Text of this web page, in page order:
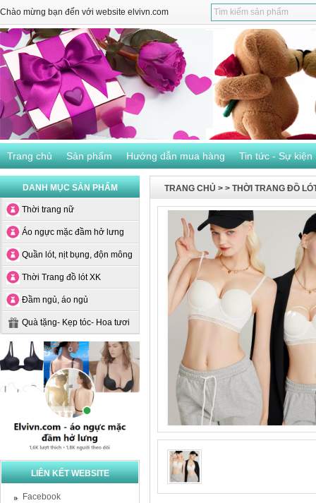
Chào mừng bạn đến với website elvivn.com
Trang chủ Sản phẩm Hướng dẫn mua hàng Tin tức - Sự kiện
DANH MỤC SẢN PHẨM
Thời trang nữ
Áo ngực mặc đầm hở lưng
Quần lót, nịt bụng, độn mông
Thời Trang đồ lót XK
Đầm ngủ, áo ngủ
Quà tặng- Kẹp tóc- Hoa tươi
LIÊN KẾT WEBSITE
Facebook
TRANG CHỦ > > THỜI TRANG ĐỒ